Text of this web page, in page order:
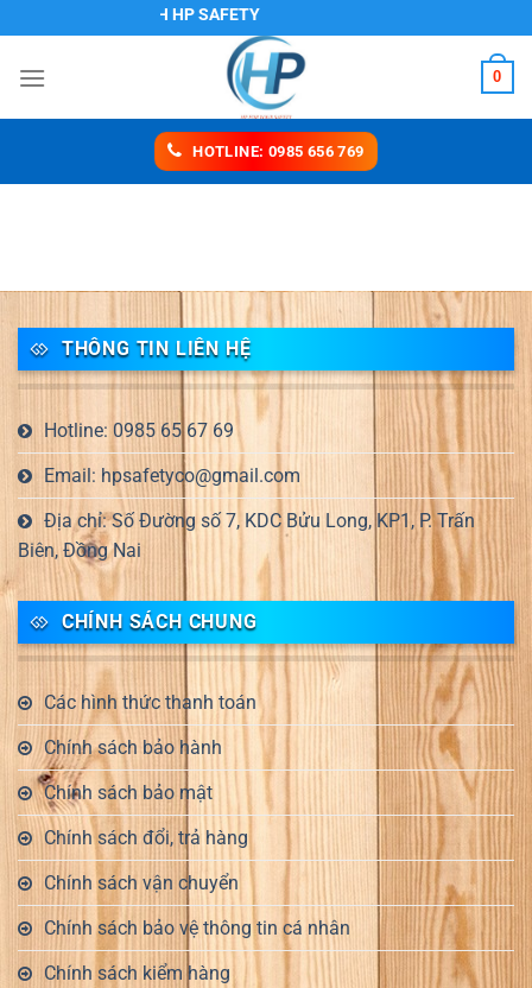
đến
nội
CÔNG TY TNHH HP SAFETY
0
HOTLINE: 0985 656 769
THÔNG TIN LIÊN HỆ
Hotline: 0985 65 67 69
Email: hpsafetyco@gmail.com
Địa chỉ: Số Đường số 7, KDC Bửu Long, KP1, P. Trấn
Biên, Đồng Nai
CHÍNH SÁCH CHUNG
Các hình thức thanh toán
Chính sách bảo hành
Chính sách bảo mật
Chính sách đổi, trả hàng
Chính sách vận chuyển
Chính sách bảo vệ thông tin cá nhân
Chính sách kiểm hàng